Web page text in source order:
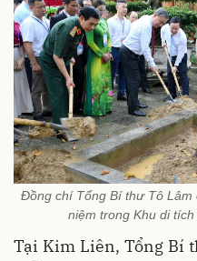
Đồng chí Tổng Bí thư Tô
niệm trong Khu di
Tại Kim Liên, Tổng Bí